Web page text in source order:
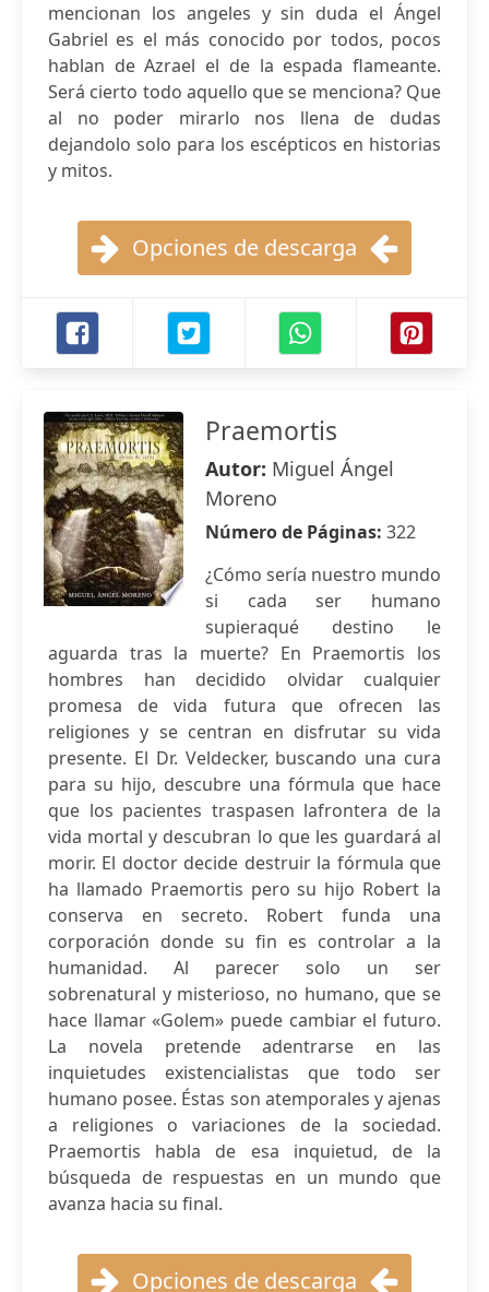
mencionan los angeles y sin duda el Ángel
Gabriel es el más conocido por todos, pocos
hablan de Azrael el de la espada flameante.
Será cierto todo aquello que se menciona? Que
al no poder mirarlo nos llena de dudas
dejandolo solo para los escépticos en historias
y mitos.
Opciones de descarga
Praemortis
Autor: Miguel Ángel
Moreno
Número de Páginas: 322
¿Cómo sería nuestro mundo
si cada ser humano
supieraqué destino le
aguarda tras la muerte? En Praemortis los
hombres han decidido olvidar cualquier
promesa de vida futura que ofrecen las
religiones y se centran en disfrutar su vida
presente. El Dr. Veldecker, buscando una cura
para su hijo, descubre una fórmula que hace
que los pacientes traspasen lafrontera de la
vida mortal y descubran lo que les guardará al
morir. El doctor decide destruir la fórmula que
ha llamado Praemortis pero su hijo Robert la
conserva en secreto. Robert funda una
corporación donde su fin es controlar a la
humanidad. Al parecer solo un ser
sobrenatural y misterioso, no humano, que se
hace llamar «Golem» puede cambiar el futuro.
La novela pretende adentrarse en las
inquietudes existencialistas que todo ser
humano posee. Éstas son atemporales y ajenas
a religiones o variaciones de la sociedad.
Praemortis habla de esa inquietud, de la
búsqueda de respuestas en un mundo que
avanza hacia su final.
Opciones de descarga